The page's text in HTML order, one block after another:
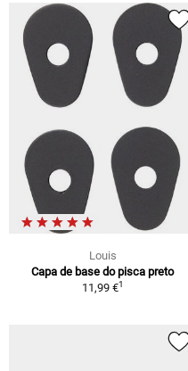
Louis
Capa de base do pisca preto
11,99 €1